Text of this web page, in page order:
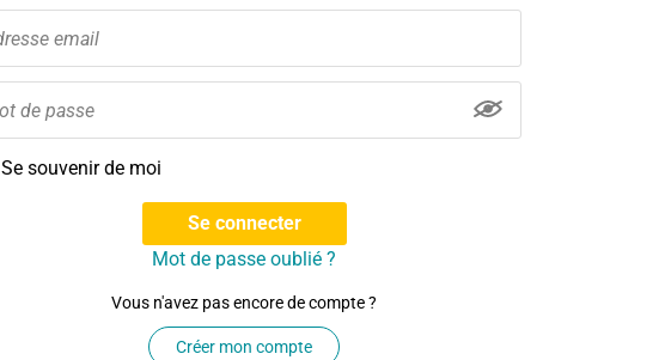
Se souvenir de moi
Se connecter
Mot de passe oublié ?
Vous n'avez pas encore de compte ?
Créer mon compte